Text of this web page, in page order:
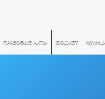
ПРАВОВЫЕ АКТЫ БЮДЖЕТ